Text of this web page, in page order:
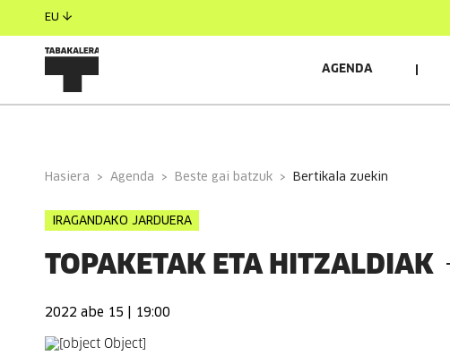
EU
AGENDA
Hasiera Agenda Beste gai batzuk bertikala zuekin
IRAGANDAKO JARDUERA
TOPAKETAK ETA HITZALDIAK
2022 abe 15 | 19:00